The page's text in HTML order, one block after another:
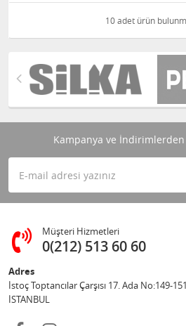
10 adet ürün
Kampanya ve
Müşteri Hizmetleri
0(212) 513 60 60
Adres
İstoç Toptancılar Çarşısı 17. Ada No:149-
İSTANBUL